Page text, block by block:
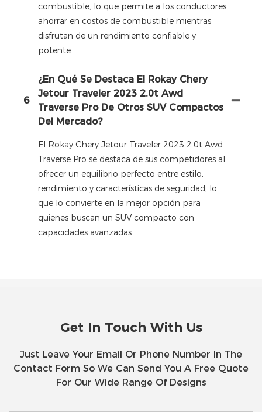
combustible, lo que permite a los conductores
ahorrar en costos de combustible mientras
disfrutan de un rendimiento confiable y
potente.
6
¿En Qué Se Destaca El Rokay Chery
Jetour Traveler 2023 2.0t Awd
Traverse Pro De Otros SUV Compactos
Del Mercado?
El Rokay Chery Jetour Traveler 2023 2.0t Awd
Traverse Pro se destaca de sus competidores al
ofrecer un equilibrio perfecto entre estilo,
rendimiento y características de seguridad, lo
que lo convierte en la mejor opción para
quienes buscan un SUV compacto con
capacidades avanzadas.
Get In Touch With Us
Just Leave Your Email Or Phone Number In The
Contact Form So We Can Send You A Free Quote
For Our Wide Range Of Designs